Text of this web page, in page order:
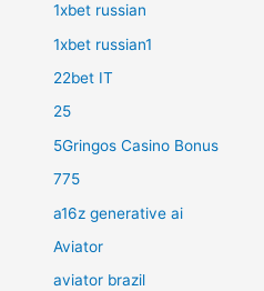
1xbet russian
1xbet russian1
22bet IT
25
5Gringos Casino Bonus
775
a16z generative ai
Aviator
aviator brazil